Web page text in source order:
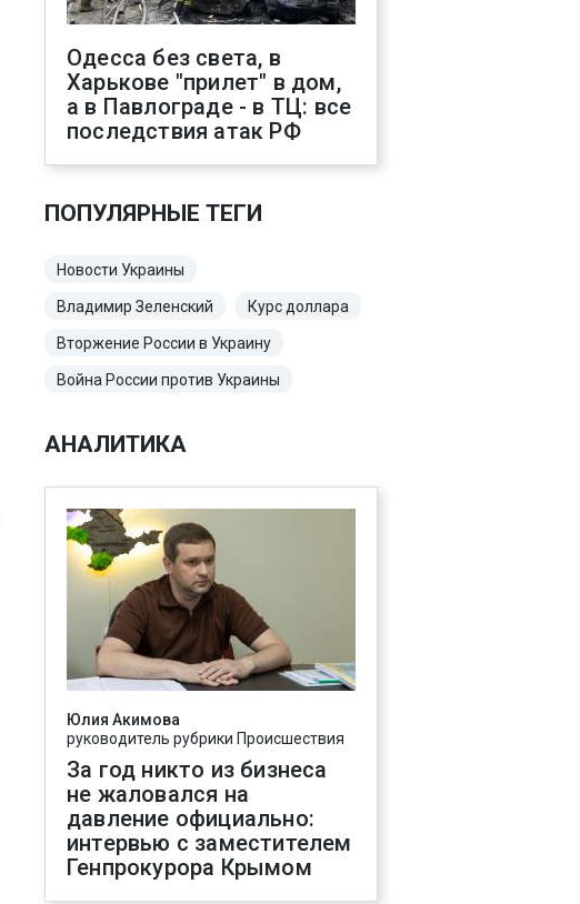
Одесса без света, в
Харькове "прилет" в дом,
а в Павлограде - в ТЦ: все
последствия атак РФ
ПОПУЛЯРНЫЕ ТЕГИ
Новости Украины
Владимир Зеленский Курс доллара
Вторжение России в Украину
Война России против Украины
АНАЛИТИКА
Юлия Акимова
руководитель рубрики Происшествия
За год никто из бизнеса
не жаловался на
давление официально:
интервью с заместителем
Генпрокурора Крымом